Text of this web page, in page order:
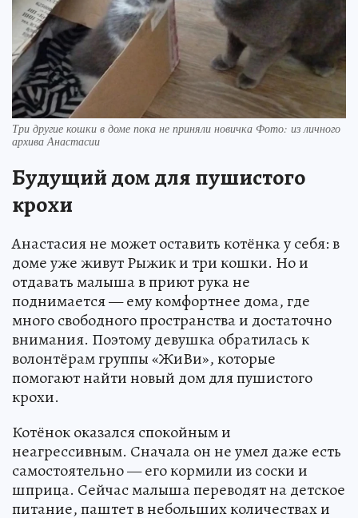
Три другие кошки в доме пока не приняли новичка Фото: из личного
архива Анастасии
Будущий дом для пушистого
крохи
Анастасия не может оставить котёнка у себя: в
доме уже живут Рыжик и три кошки. Но и
отдавать малыша в приют рука не
поднимается — ему комфортнее дома, где
много свободного пространства и достаточно
внимания. Поэтому девушка обратилась к
волонтёрам группы «ЖиВи», которые
помогают найти новый дом для пушистого
крохи.
Котёнок оказался спокойным и
неагрессивным. Сначала он не умел даже есть
самостоятельно — его кормили из соски и
шприца. Сейчас малыша переводят на детское
питание, паштет в небольших количествах и